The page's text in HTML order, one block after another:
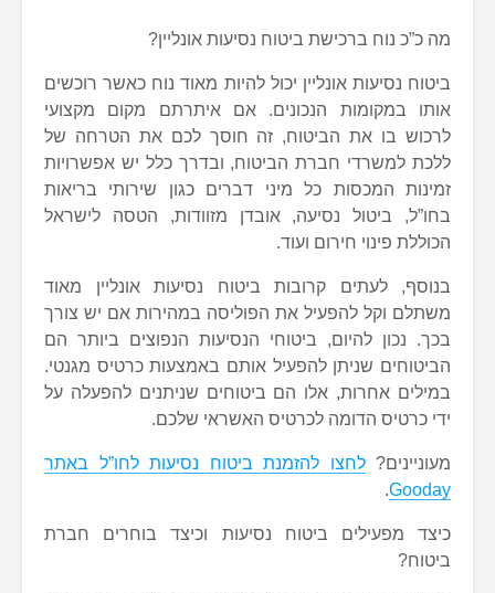
מה כ”כ נוח ברכישת ביטוח נסיעות אונליין?
ביטוח נסיעות אונליין יכול להיות מאוד נוח כאשר רוכשים
אותו במקומות הנכונים. אם איתרתם מקום מקצועי
לרכוש בו את הביטוח, זה חוסך לכם את הטרחה של
ללכת למשרדי חברת הביטוח, ובדרך כלל יש אפשרויות
זמינות המכסות כל מיני דברים כגון שירותי בריאות
בחו”ל, ביטול נסיעה, אובדן מזוודות, הטסה לישראל
הכוללת פינוי חירום ועוד.
בנוסף, לעתים קרובות ביטוח נסיעות אונליין מאוד
משתלם וקל להפעיל את הפוליסה במהירות אם יש צורך
בכך. נכון להיום, ביטוחי הנסיעות הנפוצים ביותר הם
הביטוחים שניתן להפעיל אותם באמצעות כרטיס מגנטי.
במילים אחרות, אלו הם ביטוחים שניתנים להפעלה על
ידי כרטיס הדומה לכרטיס האשראי שלכם.
מעוניינים?לחצו להזמנת ביטוח נסיעות לחו”ל באתר
Gooday
.
כיצד מפעילים ביטוח נסיעות וכיצד בוחרים חברת
ביטוח?